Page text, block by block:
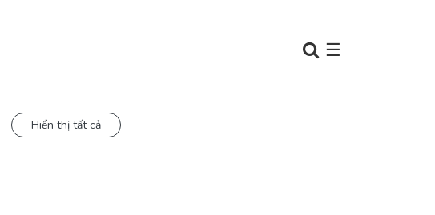
☰
Hiển thị tất cả